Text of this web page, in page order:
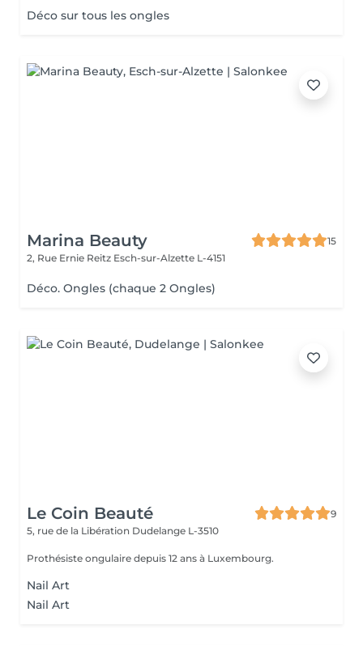
Déco sur tous les ongles
Marina Beauty
15
2, Rue Ernie Reitz Esch-sur-Alzette L-4151
Déco. Ongles (chaque 2 Ongles)
Le Coin Beauté
9
5, rue de la Libération Dudelange L-3510
Prothésiste ongulaire depuis 12 ans à Luxembourg.
Nail Art
Nail Art